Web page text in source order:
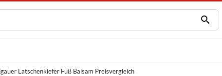
Latschenkiefer Fuß Balsam Preisvergleich